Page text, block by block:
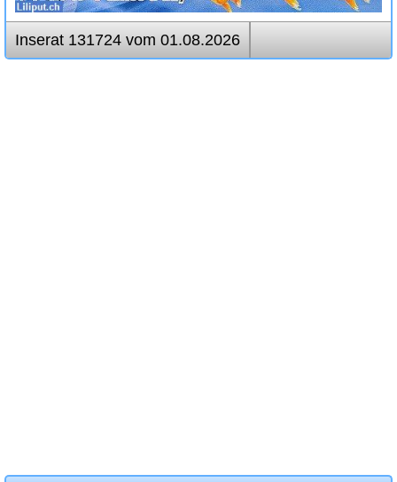
Inserat 131724 vom 01.08.2026